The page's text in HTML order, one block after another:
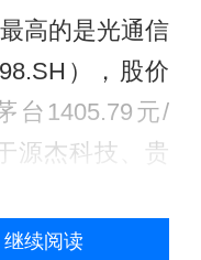
高的是光通信
），股价
台1405.79元/
源杰科技、贵
续阅读